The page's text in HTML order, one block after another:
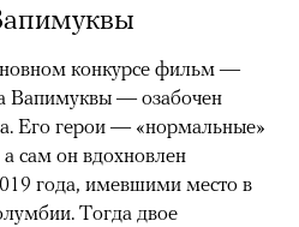
конкурсе фильм —
Вапимуквы — озабочен
Его герои — «нормальные»
сам он вдохновлен
года, имевшими место в
Тогда двое